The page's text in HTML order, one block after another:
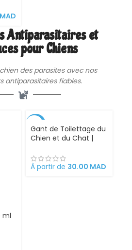
MAD
Antiparasitaires et
pour Chiens
des parasites avec nos
antiparasitaires fiables.
ml
Gant de Toilettage du
Chien et du Chat |
Brossage, Massage,
Bain et Récupération
À partir de 30.00 MAD